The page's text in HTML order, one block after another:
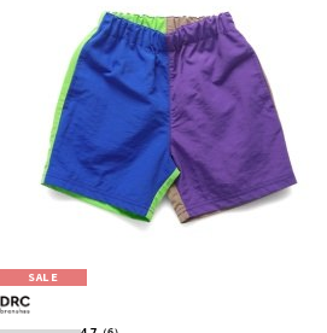
SALE